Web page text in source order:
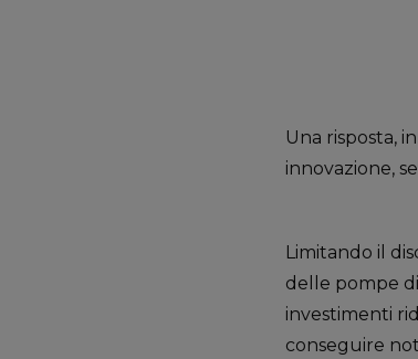
Una risposta,
innovazione,
Limitando il
delle pompe
investimenti
conseguire